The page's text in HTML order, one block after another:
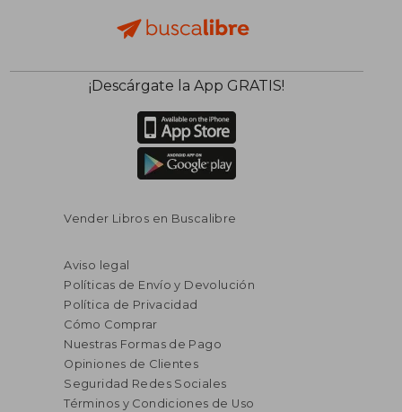
¡Descárgate la App GRATIS!
Vender Libros en Buscalibre
Aviso legal
Políticas de Envío y Devolución
Política de Privacidad
Cómo Comprar
Nuestras Formas de Pago
Opiniones de Clientes
Seguridad Redes Sociales
Términos y Condiciones de Uso